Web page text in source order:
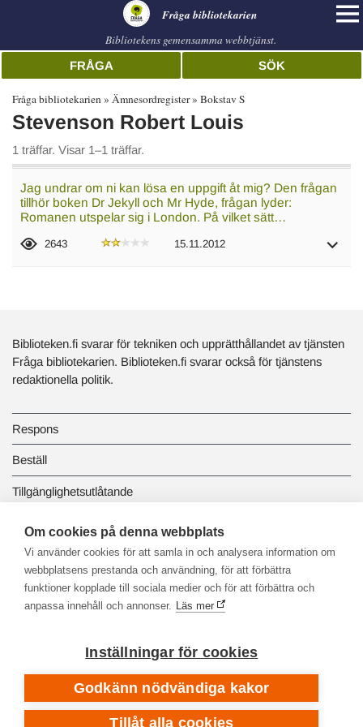
Fråga bibliotekarien
Bibliotekens gemensamma webbtjänst.
FRÅGA SÖK
Fråga bibliotekarien Ämnesordregister Bokstav S
Stevenson Robert Louis
1 träffar. Visar 1–1 träffar.
Jag undrar om ni kan lösa en uppgift åt mig? Den frågan
tillhör boken Dr Jekyll och Mr Hyde, frågan lyder:
Romanen utspelar sig i London. På vilket sätt…
2643 15.11.2012
Biblioteken.fi svarar för tekniken och upprätthållandet av tjänsten
Fråga bibliotekarien. Biblioteken.fi svarar också för tjänstens
redaktionella politik.
Respons
Beställ
Tillgänglighetsutlåtande
Dataskydd och registerbeskrivningar
Länkbiblioteket
Om cookies på denna webbplats
Vi använder cookies för att samla in och analysera information om
webbplatsens prestanda och användning, för att förbättra
funktioner kopplade till sociala medier och för att förbättra och
anpassa innehåll och annonser. Läs mer
Inställningar för cookies
Godkänn nödvändiga kakor
Tillåt alla cookies